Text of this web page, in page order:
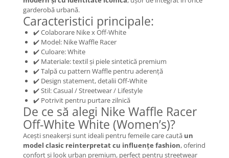
Alte Modele
Basketball
Blazer
Dunk
Foamposite
Football
Kobe
Kyrie
LeBron
garderobă urbană.
Caracteristici principale:
✔️ Colaborare Nike x Off-White
✔️ Model: Nike Waffle Racer
✔️ Culoare: White
✔️ Materiale: textil și piele sintetică premium
✔️ Talpă cu pattern Waffle pentru aderență
✔️ Design statement, detalii Off-White
✔️ Stil: Casual / Streetwear / Lifestyle
✔️ Potrivit pentru purtare zilnică
De ce să alegi Nike Waffle Racer
Off-White White (Women’s)?
Acești sneakerși sunt ideali pentru femeile care caută un
model clasic reinterpretat cu influențe fashion, oferind
confort și look urban premium, perfect pentru streetwear